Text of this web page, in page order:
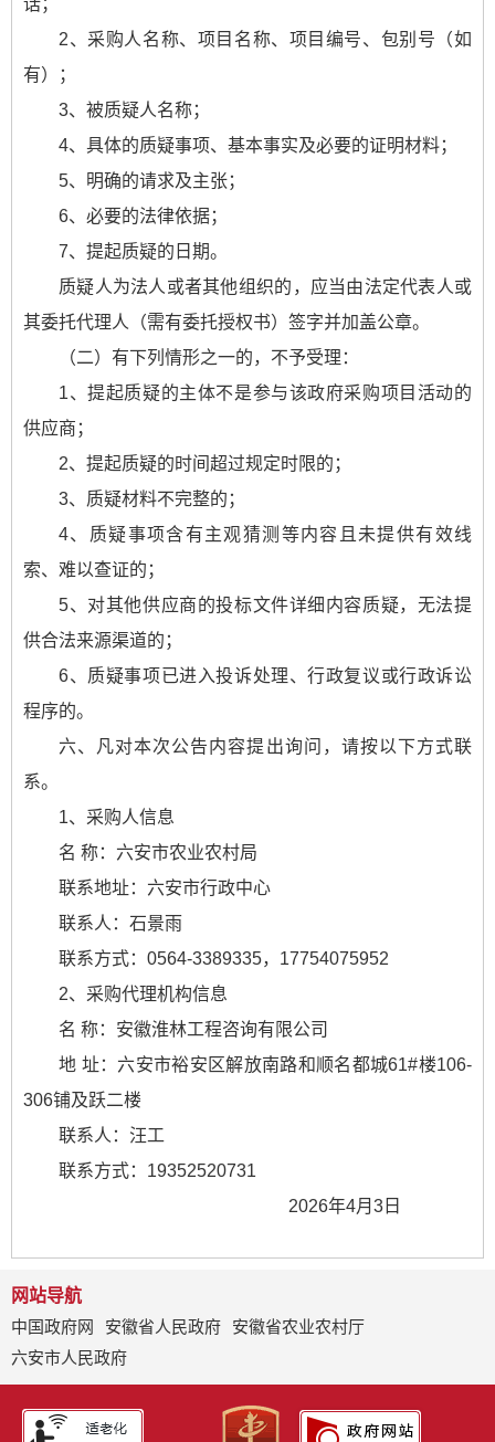
话；
2、采购人名称、项目名称、项目编号、包别号（如
有）；
3、被质疑人名称；
4、具体的质疑事项、基本事实及必要的证明材料；
5、明确的请求及主张；
6、必要的法律依据；
7、提起质疑的日期。
质疑人为法人或者其他组织的，应当由法定代表人或
其委托代理人（需有委托授权书）签字并加盖公章。
（二）有下列情形之一的，不予受理：
1、提起质疑的主体不是参与该政府采购项目活动的
供应商；
2、提起质疑的时间超过规定时限的；
3、质疑材料不完整的；
4、质疑事项含有主观猜测等内容且未提供有效线
索、难以查证的；
5、对其他供应商的投标文件详细内容质疑，无法提
供合法来源渠道的；
6、质疑事项已进入投诉处理、行政复议或行政诉讼
程序的。
六、凡对本次公告内容提出询问，请按以下方式联
系。
1、采购人信息
名 称：六安市农业农村局
联系地址：六安市行政中心
联系人：石景雨
联系方式：0564-3389335，17754075952
2、采购代理机构信息
名 称：安徽淮林工程咨询有限公司
地 址：六安市裕安区解放南路和顺名都城61#楼106-
306铺及跃二楼
联系人：汪工
联系方式：19352520731
2026年4月3日
网站导航
中国政府网
安徽省人民政府
安徽省农业农村厅
六安市人民政府